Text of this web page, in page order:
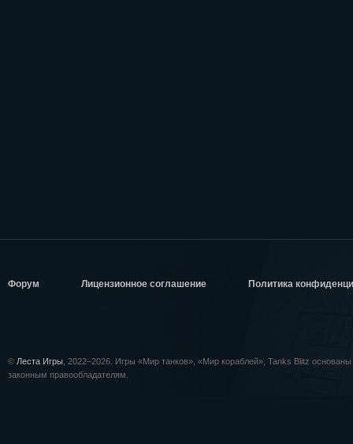
Форум Лицензионное соглашение Политика
© Леста Игры, 2022–2026. Игры «Мир танков», «Мир кораблей», Tanks Blitz
законным правообладателям.